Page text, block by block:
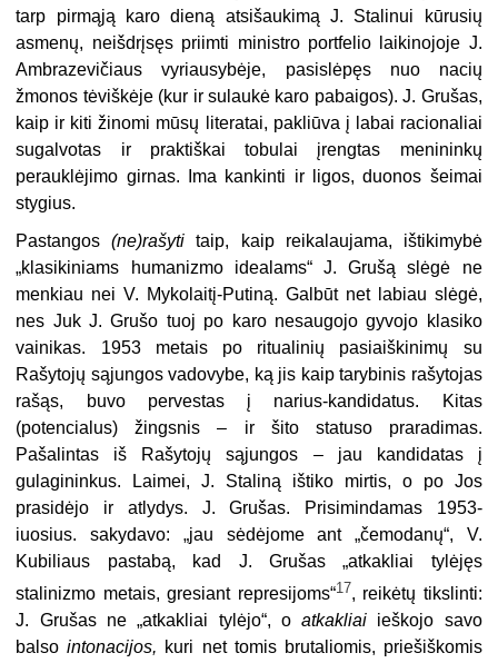
tarp pirmąją karo dieną atsišaukimą J. Stalinui kūrusių
asmenų, neišdrįsęs priimti ministro portfelio laikinojoje J.
Ambrazevičiaus vyriausybėje, pasislėpęs nuo nacių
žmonos tėviškėje (kur ir sulaukė karo pabaigos). J. Grušas,
kaip ir kiti žinomi mūsų literatai, pa­kliūva į labai racionaliai
sugalvotas ir praktiškai tobulai įrengtas menininkų
perauklėjimo girnas. Ima kankinti ir ligos, duonos šeimai
stygius.
Pastangos(ne)rašyti taip, kaip reikalaujama, ištikimybė
„klasikiniams humanizmo idealams“ J. Grušą slėgė ne
menkiau nei V. Mykolaitį-Putiną. Galbūt net labiau slėgė,
nes Juk J. Grušo tuoj po karo nesaugojo gyvojo klasiko
vainikas. 1953 metais po ritualinių pasiaiškinimų su
Rašytojų sąjungos vadovybe, ką jis kaip tarybinis rašytojas
rašąs, buvo pervestas į narius-kandidatus. Kitas
(potencialus) žingsnis – ir šito statuso praradi­mas.
Pašalintas iš Rašytojų sąjungos – jau kandidatas į
gulagininkus. Laimei, J. Staliną ištiko mirtis, o po Jos
prasidėjo ir atlydys. J. Grušas. Prisimindamas 1953-
iuosius. sakydavo: „jau sėdėjome ant „čemodanų“, V.
Kubiliaus pastabą, kad J. Grušas „atkakliai tylėjęs
stalinizmo metais, gresiant represijoms“17, reikėtų tikslinti:
J. Grušas ne „atkakliai tylėjo“, oatkakliai ieškojo savo
balsointonacijos, kuri net tomis brutaliomis, prie­šiškomis